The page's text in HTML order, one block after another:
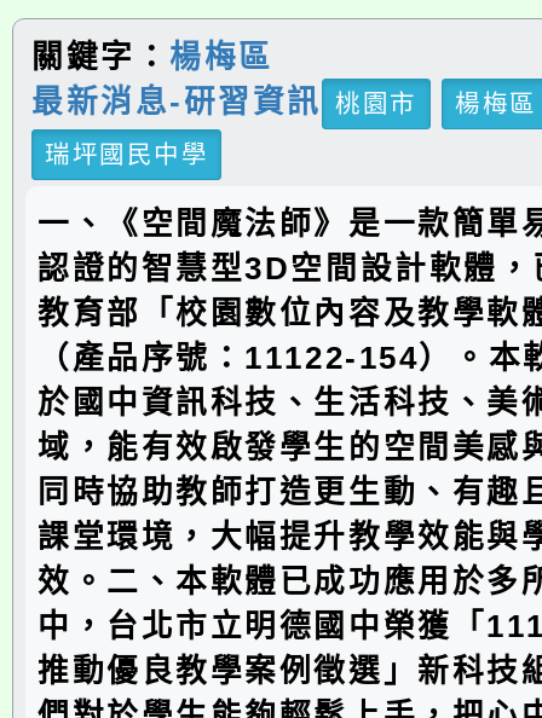
關鍵字： 楊梅區
最新消息-研習資訊
桃園市
楊梅區
瑞坪國民中學
一、《空間魔法師》是一款簡單
認證的智慧型3D空間設計軟體
教育部「校園數位內容及教學軟
（產品序號：11122-154）。本
於國中資訊科技、生活科技、美
域，能有效啟發學生的空間美感
同時協助教師打造更生動、有趣
課堂環境，大幅提升教學效能與
效。二、本軟體已成功應用於多
中，台北市立明德國中榮獲「
推動優良教學案例徵選」新科技